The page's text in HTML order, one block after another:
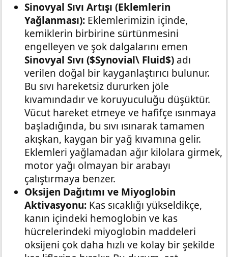
Sinovyal Sıvı Artışı (Eklemlerin
Yağlanması): Eklemlerimizin içinde,
kemiklerin birbirine sürtünmesini
engelleyen ve şok dalgalarını emen
Sinovyal Sıvı ($Synovial\ Fluid$) adı
verilen doğal bir kayganlaştırıcı bulunur.
Bu sıvı hareketsiz dururken jöle
kıvamındadır ve koruyuculuğu düşüktür.
Vücut hareket etmeye ve hafifçe ısınmaya
başladığında, bu sıvı ısınarak tamamen
akışkan, kaygan bir yağ kıvamına gelir.
Eklemleri yağlamadan ağır kilolara girmek,
motor yağı olmayan bir arabayı
çalıştırmaya benzer.
Oksijen Dağıtımı ve Miyoglobin
Aktivasyonu: Kas sıcaklığı yükseldikçe,
kanın içindeki hemoglobin ve kas
hücrelerindeki miyoglobin maddeleri
oksijeni çok daha hızlı ve kolay bir şekilde